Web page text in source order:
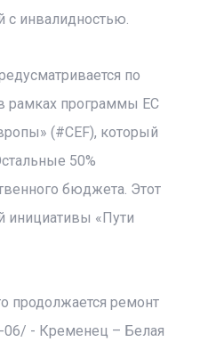
с инвалидностью.
по
рамках программы ЕС
(#CEF), который
50%
бюджета. Этот
инициативы «Пути
продолжается ремонт
06/ - Кременец – Белая